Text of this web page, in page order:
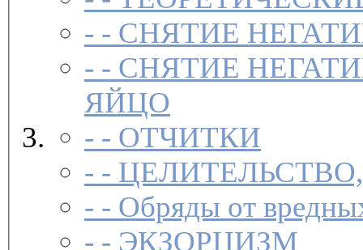
- - СНЯТИЕ
- - СНЯТИЕ
ЯЙЦО
- - ОТЧИТКИ
- -
- - Обряды от
- - ЭКЗОРЦИЗМ